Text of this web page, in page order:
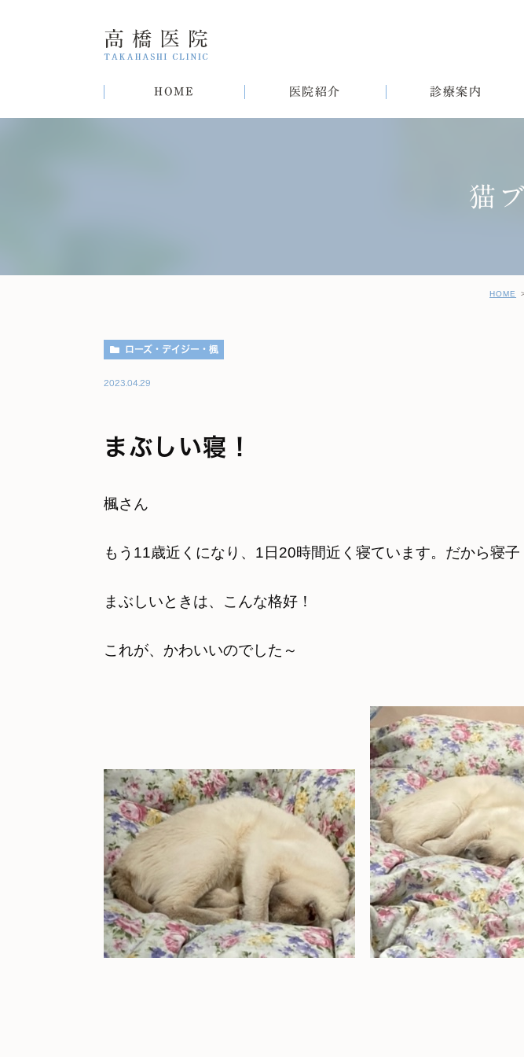
HOME 医院紹介 診療案内
女性と生活習慣病猫
HOME
ローズ・デイジー・楓
2023.04.29
まぶしい寝！
楓さん
もう11歳近くになり、1日20時間近く寝ています。だから寝子
まぶしいときは、こんな格好！
これが、かわいいのでした～